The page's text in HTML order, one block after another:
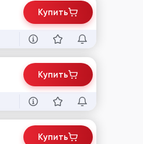
Купить
Купить
Купить